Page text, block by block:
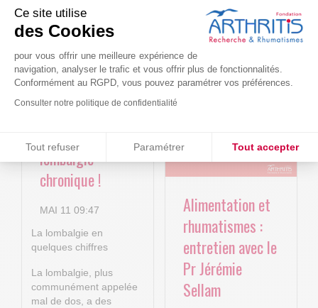
Ce site utilise
des Cookies
pour vous offrir une meilleure expérience de
navigation, analyser le trafic et vous offrir plus de fonctionnalités.
Conformément au RGPD, vous pouvez paramétrer vos préférences.
Consulter notre politique de confidentialité
Tout refuser Paramétrer Tout accepter
Axeptio consent
Plateforme de Gestion du Consentement : Personnalisez vos
Le projet BACK-
4P : Les
nouvelles
technologies
lombalgie
chronique !
MAI 11 09:47
La lombalgie en
quelques chiffres
La lombalgie, plus
communément appelée
mal de dos, a des
Arthritis4Cure -
Cure-RA
AVR 22 15:01
Alimentation et
rhumatismes :
entretien avec le
Pr Jérémie
Sellam